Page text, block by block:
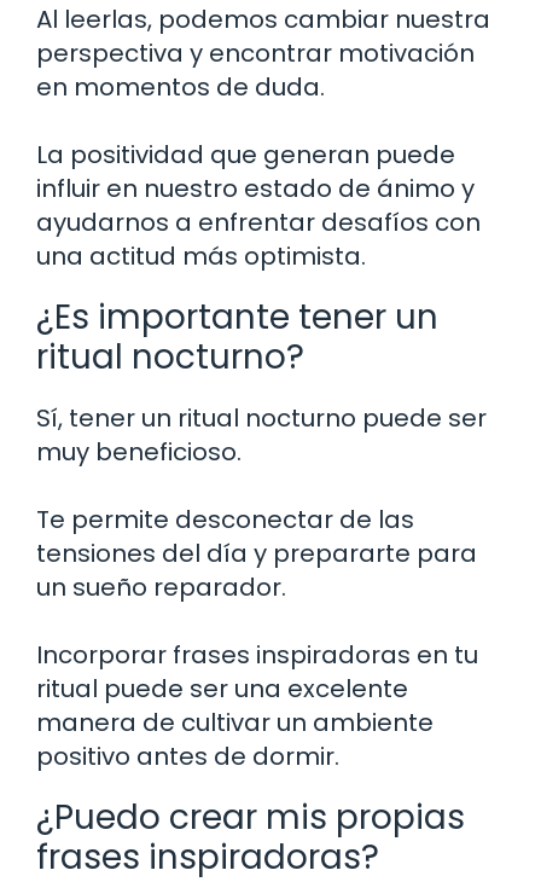
Al leerlas, podemos cambiar nuestra
perspectiva y encontrar motivación
en momentos de duda.
La positividad que generan puede
influir en nuestro estado de ánimo y
ayudarnos a enfrentar desafíos con
una actitud más optimista.
¿Es importante tener un
ritual nocturno?
Sí, tener un ritual nocturno puede ser
muy beneficioso.
Te permite desconectar de las
tensiones del día y prepararte para
un sueño reparador.
Incorporar frases inspiradoras en tu
ritual puede ser una excelente
manera de cultivar un ambiente
positivo antes de dormir.
¿Puedo crear mis propias
frases inspiradoras?